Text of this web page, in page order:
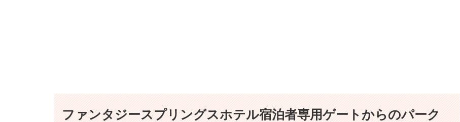
ファンタジースプリングスホテル宿泊者専用ゲートからのパーク